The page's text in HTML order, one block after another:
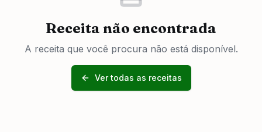
Receita não encontrada
A receita que você procura não está disponível.
Ver todas as receitas